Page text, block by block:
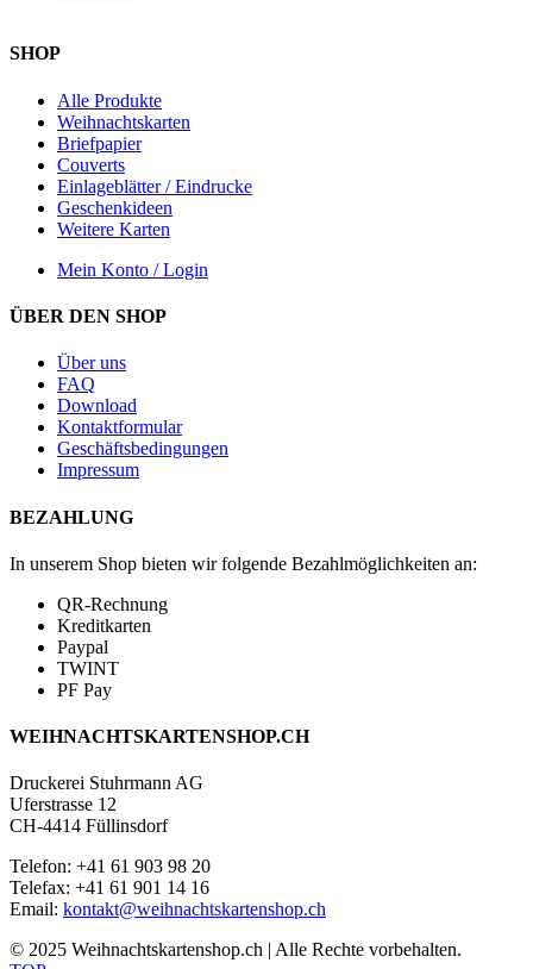
SHOP
Alle Produkte
Weihnachtskarten
Briefpapier
Couverts
Einlageblätter / Eindrucke
Geschenkideen
Weitere Karten
Mein Konto / Login
ÜBER DEN SHOP
Über uns
FAQ
Download
Kontaktformular
Geschäftsbedingungen
Impressum
BEZAHLUNG
In unserem Shop bieten wir folgende Bezahlmöglichkeiten an:
QR-Rechnung
Kreditkarten
Paypal
TWINT
PF Pay
WEIHNACHTSKARTENSHOP.CH
Druckerei Stuhrmann AG
Uferstrasse 12
CH-4414 Füllinsdorf
Telefon: +41 61 903 98 20
Telefax: +41 61 901 14 16
Email: kontakt@weihnachtskartenshop.ch
© 2025 Weihnachtskartenshop.ch | Alle Rechte vorbehalten.